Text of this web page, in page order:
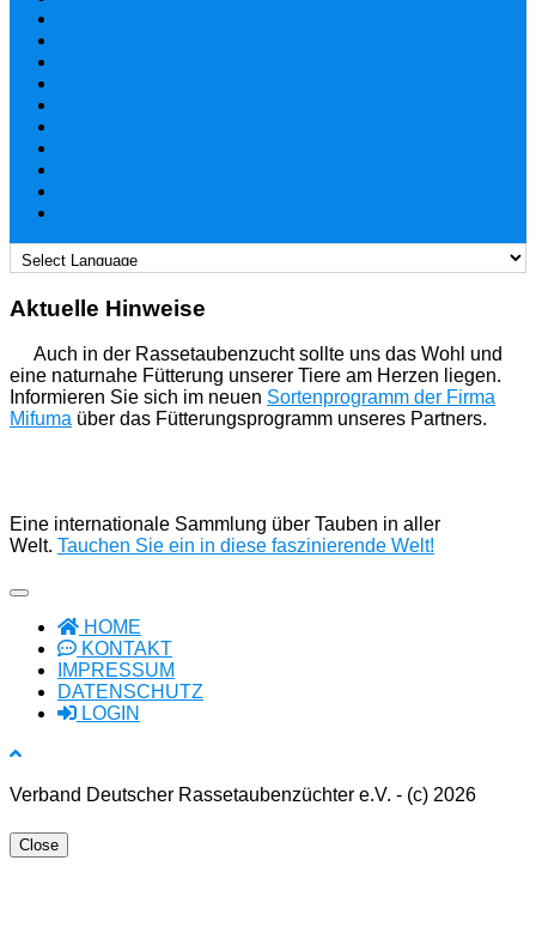
Aktuelle Hinweise
Auch in der Rassetaubenzucht sollte uns das Wohl und
eine naturnahe Fütterung unserer Tiere am Herzen liegen.
Informieren Sie sich im neuen Sortenprogramm der Firma
Mifuma über das Fütterungsprogramm unseres Partners.
Eine internationale Sammlung über Tauben in aller
Welt. Tauchen Sie ein in diese faszinierende Welt!
HOME
KONTAKT
IMPRESSUM
DATENSCHUTZ
LOGIN
Verband Deutscher Rassetaubenzüchter e.V. - (c) 2026
Close